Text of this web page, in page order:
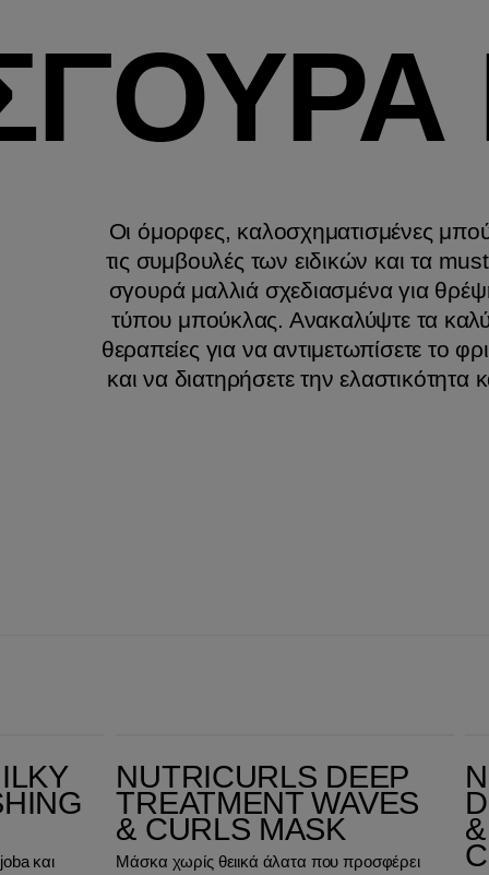
Οι όμορφες, καλοσχηματισμένες
τις συμβουλές των ειδικών και τα
σγουρά μαλλιά σχεδιασμένα για
τύπου μπούκλας. Ανακαλύψτε τα
θεραπείες για να αντιμετωπίσετε το
και να διατηρήσετε την
και
NUTRICURLS DEEP
TREATMENT WAVES
& CURLS MASK
Μάσκα χωρίς θειικά άλατα που προσφέρει